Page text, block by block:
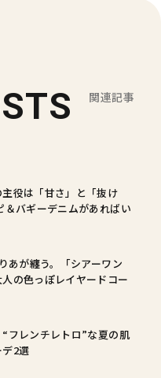
関連記事
役は「甘さ」と「抜け
バギーデニムがあればい
あが纏う。「シアーワン
の色っぽレイヤードコー
フレンチレトロ”な夏の肌
2選